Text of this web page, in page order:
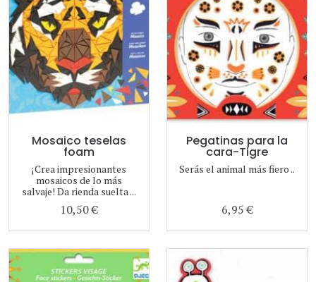
Mosaico teselas
foam
¡Crea impresionantes
mosaicos de lo más
salvaje! Da rienda suelta ...
10,50 €
Pegatinas para la
cara-Tigre
Serás el animal más fiero ..
6,95 €